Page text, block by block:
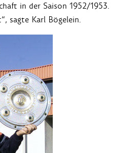
in der Saison 1952/1953.
sagte Karl Bögelein.